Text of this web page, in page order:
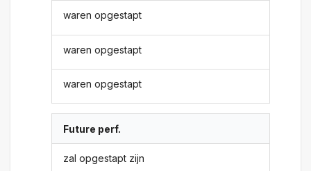
waren opgestapt
waren opgestapt
waren opgestapt
Future perf.
zal opgestapt zijn